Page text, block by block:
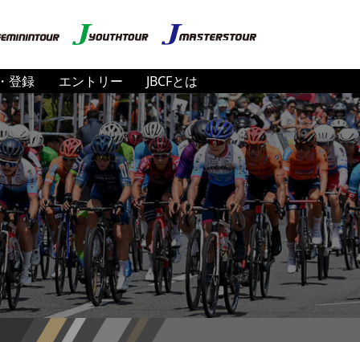
登録 エントリー JBCFとは